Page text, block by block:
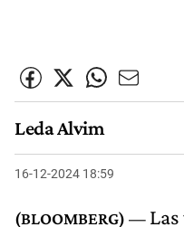
Leda Alvim
16-12-2024 18:59
Las